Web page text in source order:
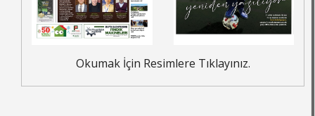
Okumak İçin Resimlere Tıklayınız.